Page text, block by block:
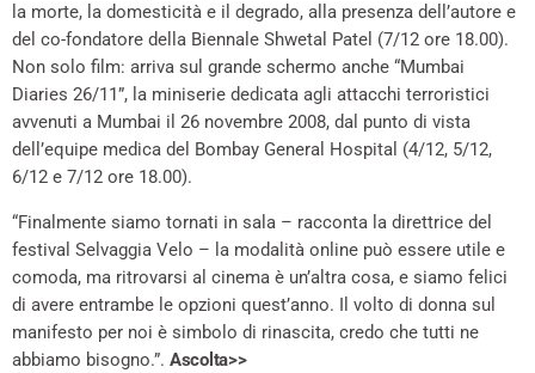
la morte, la domesticità e il degrado, alla presenza dell’autore e
del co-fondatore della Biennale Shwetal Patel (7/12 ore 18.00).
Non solo film: arriva sul grande schermo anche “Mumbai
Diaries 26/11”, la miniserie dedicata agli attacchi terroristici
avvenuti a Mumbai il 26 novembre 2008, dal punto di vista
dell’equipe medica del Bombay General Hospital (4/12, 5/12,
6/12 e 7/12 ore 18.00).
“Finalmente siamo tornati in sala – racconta la direttrice del
festival Selvaggia Velo – la modalità online può essere utile e
comoda, ma ritrovarsi al cinema è un’altra cosa, e siamo felici
di avere entrambe le opzioni quest’anno. Il volto di donna sul
manifesto per noi è simbolo di rinascita, credo che tutti ne
abbiamo bisogno.”. Ascolta>>